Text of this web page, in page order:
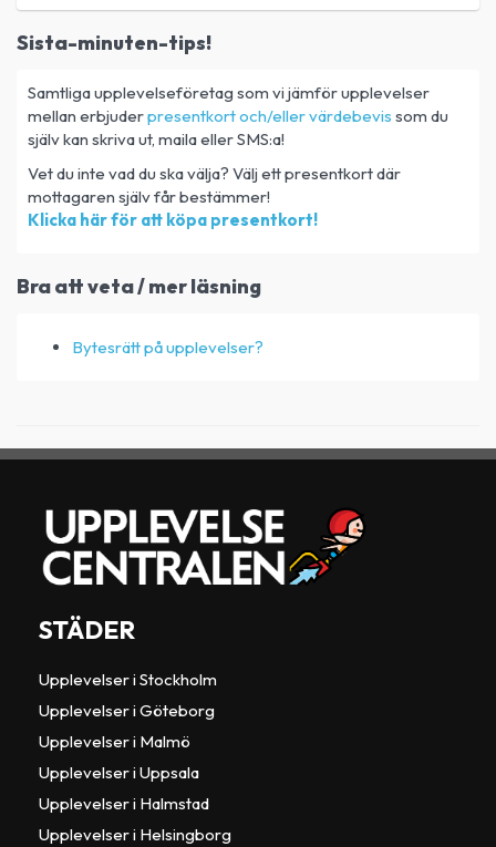
Sista-minuten-tips!
Samtliga upplevelseföretag som vi jämför upplevelser
mellan erbjuderpresentkort och/eller värdebevis som du
själv kan skriva ut, maila eller SMS:a!
Vet du inte vad du ska välja? Välj ett presentkort där
mottagaren själv får bestämmer!
Klicka här för att köpa presentkort!
Bra att veta / mer läsning
Bytesrätt på upplevelser?
STÄDER
Upplevelser i Stockholm
Upplevelser i Göteborg
Upplevelser i Malmö
Upplevelser i Uppsala
Upplevelser i Halmstad
Upplevelser i Helsingborg